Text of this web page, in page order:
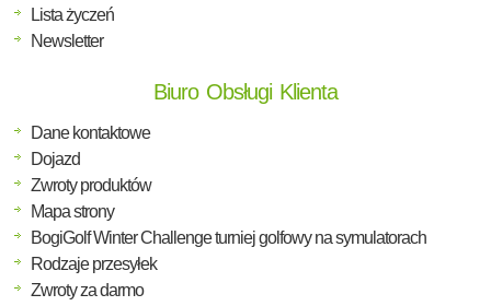
Lista życzeń
Newsletter
Biuro Obsługi Klienta
Dane kontaktowe
Dojazd
Zwroty produktów
Mapa strony
BogiGolf Winter Challenge turniej golfowy na symulatorach
Rodzaje przesyłek
Zwroty za darmo